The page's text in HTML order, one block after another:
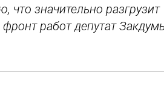
значительно разгрузит
работ депутат